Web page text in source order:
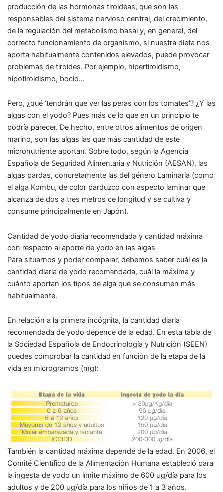
producción de las hormonas tiroideas, que son las
responsables del sistema nervioso central, del crecimiento,
de la regulación del metabolismo basal y, en general, del
correcto funcionamiento de organismo, si nuestra dieta nos
aporta habitualmente contenidos elevados, puede provocar
problemas de tiroides. Por ejemplo, hipertiroidismo,
hipotiroidismo, bocio…
Pero, ¿qué ‘tendrán que ver las peras con los tomates’? ¿Y las
algas con el yodo? Pues más de lo que en un principio te
podría parecer. De hecho, entre otros alimentos de origen
marino, son las algas las que más cantidad de este
micronutriente aportan. Sobre todo, según la Agencia
Española de Seguridad Alimentaria y Nutrición (AESAN), las
algas pardas, concretamente las del género Laminaria (como
el alga Kombu, de color parduzco con aspecto laminar que
alcanza de dos a tres metros de longitud y se cultiva y
consume principalmente en Japón).
Cantidad de yodo diaria recomendada y cantidad máxima
con respecto al aporte de yodo en las algas
Para situarnos y poder comparar, debemos saber cuál es la
cantidad diaria de yodo recomendada, cuál la máxima y
cuánto aportan los tipos de alga que se consumen más
habitualmente.
En relación a la primera incógnita, la cantidad diaria
recomendada de yodo depende de la edad. En esta tabla de
la Sociedad Española de Endocrinología y Nutrición (SEEN)
puedes comprobar la cantidad en función de la etapa de la
vida en microgramos (mg):
También la cantidad máxima depende de la edad. En 2006, el
Comité Científico de la Alimentación Humana estableció para
la ingesta de yodo un límite máximo de 600 µg/día para los
adultos y de 200 µg/día para los niños de 1 a 3 años.